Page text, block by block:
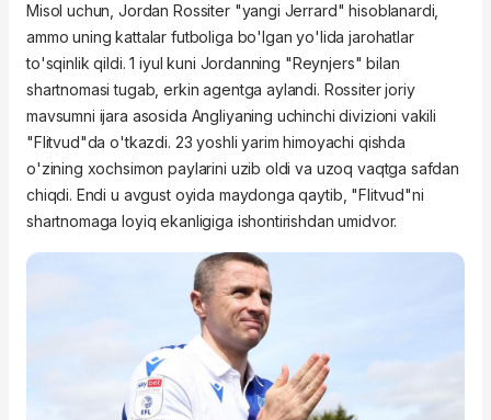
Misol uchun, Jordan Rossiter "yangi Jerrard" hisoblanardi,
ammo uning kattalar futboliga bo'lgan yo'lida jarohatlar
to'sqinlik qildi. 1 iyul kuni Jordanning "Reynjers" bilan
shartnomasi tugab, erkin agentga aylandi. Rossiter joriy
mavsumni ijara asosida Angliyaning uchinchi divizioni vakili
"Flitvud"da o'tkazdi. 23 yoshli yarim himoyachi qishda
o'zining xochsimon paylarini uzib oldi va uzoq vaqtga safdan
chiqdi. Endi u avgust oyida maydonga qaytib, "Flitvud"ni
shartnomaga loyiq ekanligiga ishontirishdan umidvor.